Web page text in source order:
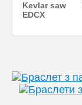
Kevlar saw
EDCX